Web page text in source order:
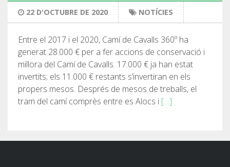
7 ETAPES
6 ETAPES
5 ETAPES
NON-STOP
22 D'OCTUBRE DE 2020 NOTÍCIES
Entre el 2017 i el 2020, Camí de Cavalls 360º ha
generat 28.000 € per a fer accions de conservació i
millora del Camí de Cavalls. 17.000 € ja han estat
invertits; els 11.000 € restants s’invertiran en els
propers mesos. Després de mesos de treballs, el
tram del camí comprès entre es Alocs i […]